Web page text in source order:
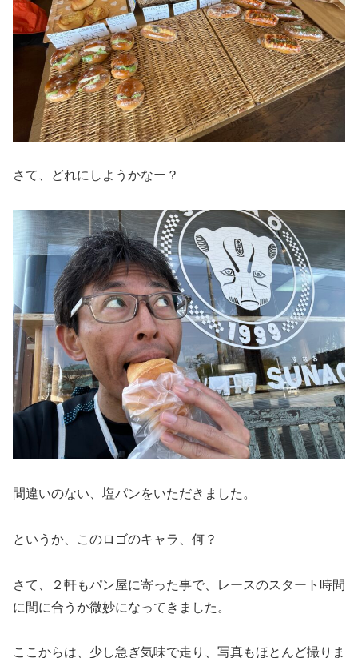
さて、どれにしようかなー？
間違いのない、塩パンをいただきました。
というか、このロゴのキャラ、何？
さて、２軒もパン屋に寄った事で、レースのスタート時間
に間に合うか微妙になってきました。
ここからは、少し急ぎ気味で走り、写真もほとんど撮りま